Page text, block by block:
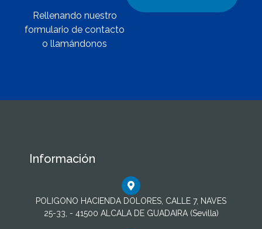
Rellenando nuestro
formulario de contacto
o llamándonos
Información
POLIGONO HACIENDA DOLORES, CALLE 7, NAVES
25-33, - 41500 ALCALA DE GUADAIRA (Sevilla)